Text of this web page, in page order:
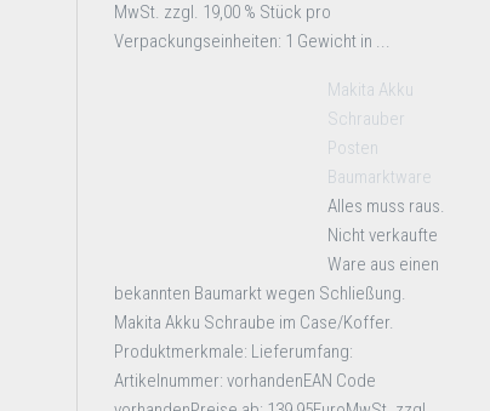
MwSt. zzgl. 19,00 % Stück pro
Verpackungseinheiten: 1 Gewicht in ...
Makita Akku
Schrauber
Posten
Baumarktware
Alles muss raus.
Nicht verkaufte
Ware aus einen
bekannten Baumarkt wegen Schließung.
Makita Akku Schraube im Case/Koffer.
Produktmerkmale: Lieferumfang:
Artikelnummer: vorhandenEAN Code